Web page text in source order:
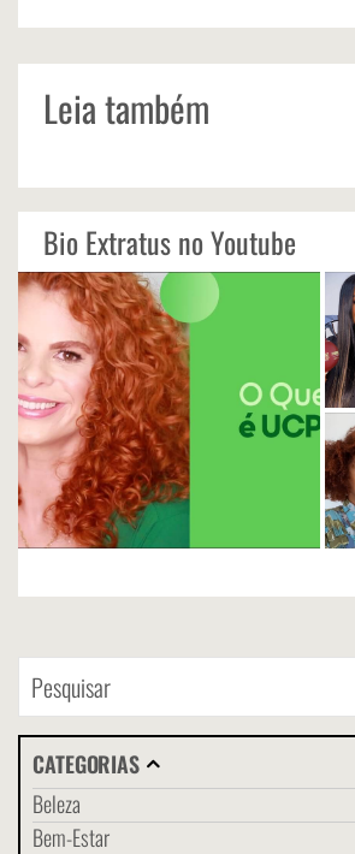
Leia também
Bio Extratus no Youtube
CATEGORIAS
Beleza
Bem-Estar